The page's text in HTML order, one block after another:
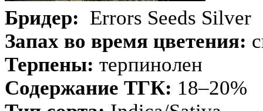
Бридер: Errors Seeds Silver
Запах во время цветения:
Терпены: терпинолен
Содержание ТГК: 18–20%